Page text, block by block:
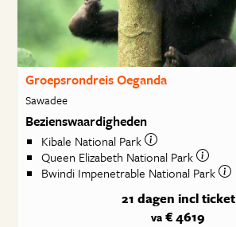
Groepsrondreis Oeganda
Sawadee
Bezienswaardigheden
Kibale National Park
Queen Elizabeth National Park
Bwindi Impenetrable National Park
21 dagen incl ticket
va € 4619